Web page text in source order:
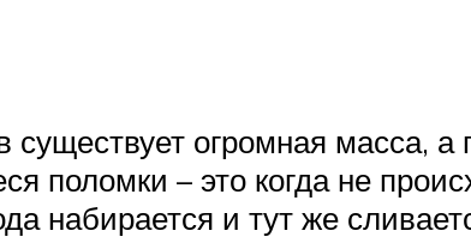
существует огромная масса,
поломки – это когда не
набирается и тут же